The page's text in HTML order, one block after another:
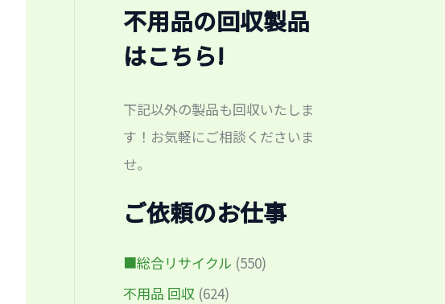
不用品の回収製品
はこちら!
下記以外の製品も回収いたしま
す！お気軽にご相談くださいま
せ。
ご依頼のお仕事
■総合リサイクル (550)
不用品 回収 (624)